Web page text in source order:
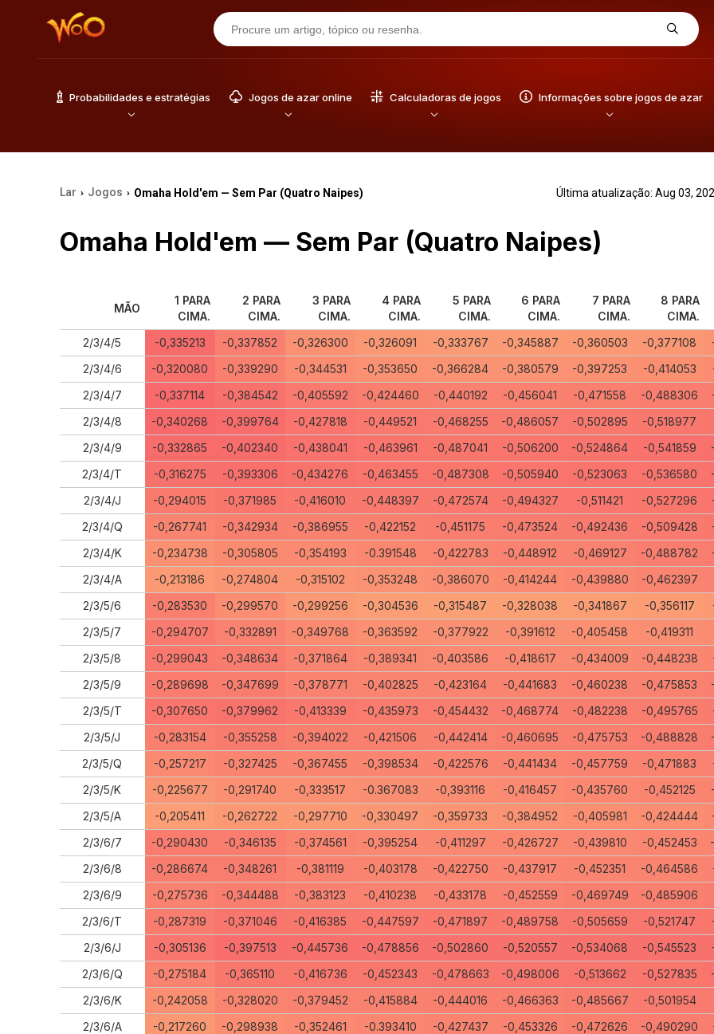
Probabilidades e estratégias Jogos de azar online Calculadoras de jogos Informações sobre jogos de azar
Lar › Jogos › Omaha Hold'em — Sem Par (Quatro Naipes) Última atualização: Aug 03,
Omaha Hold'em — Sem Par (Quatro Naipes)
MÃO
1 PARA
CIMA.
2 PARA
CIMA.
3 PARA
CIMA.
4 PARA
CIMA.
5 PARA
CIMA.
6 PARA
CIMA.
7 PARA
CIMA.
8 PARA
CIMA.
2/3/4/5
-0,335213 -0,337852 -0,326300 -0,326091 -0,333767 -0,345887 -0,360503 -0,377108
2/3/4/6
-0,320080 -0,339290 -0,344531 -0,353650 -0,366284 -0,380579 -0,397253 -0,414053
2/3/4/7
-0,337114 -0,384542 -0,405592 -0,424460 -0,440192 -0,456041 -0,471558 -0,488306
2/3/4/8
-0,340268 -0,399764 -0,427818 -0,449521 -0,468255 -0,486057 -0,502895 -0,518977
2/3/4/9
-0,332865 -0,402340 -0,438041 -0,463961 -0,487041 -0,506200 -0,524864 -0,541859
2/3/4/T
-0,316275 -0,393306 -0,434276 -0,463455 -0,487308 -0,505940 -0,523063 -0,536580
2/3/4/J
-0,294015 -0,371985 -0,416010 -0,448397 -0,472574 -0,494327 -0,511421 -0,527296
2/3/4/Q
-0,267741 -0,342934 -0,386955 -0,422152 -0,451175 -0,473524 -0,492436 -0,509428
2/3/4/K
-0,234738 -0,305805 -0,354193 -0.391548 -0,422783 -0,448912 -0,469127 -0,488782
2/3/4/A
-0,213186 -0,274804 -0,315102 -0,353248 -0,386070 -0,414244 -0,439880 -0,462397
2/3/5/6
-0,283530 -0,299570 -0,299256 -0,304536 -0,315487 -0,328038 -0,341867 -0,356117
2/3/5/7
-0,294707 -0,332891 -0,349768 -0,363592 -0,377922 -0,391612 -0,405458 -0,419311
2/3/5/8
-0,299043 -0,348634 -0,371864 -0,389341 -0,403586 -0,418617 -0,434009 -0,448238
2/3/5/9
-0,289698 -0,347699 -0,378771 -0,402825 -0,423164 -0,441683 -0,460238 -0,475853
2/3/5/T
-0,307650 -0,379962 -0,413339 -0,435973 -0,454432 -0,468774 -0,482238 -0,495765
2/3/5/J
-0,283154 -0,355258 -0,394022 -0,421506 -0,442414 -0,460695 -0,475753 -0,488828
2/3/5/Q
-0,257217 -0,327425 -0,367455 -0,398534 -0,422576 -0,441434 -0,457759 -0,471883
2/3/5/K
-0,225677 -0,291740 -0,333517 -0.367083 -0,393116 -0,416457 -0,435760 -0,452125
2/3/5/A
-0,205411 -0,262722 -0,297710 -0,330497 -0,359733 -0,384952 -0,405981 -0,424444
2/3/6/7
-0,290430 -0,346135 -0,374561 -0,395254 -0,411297 -0,426727 -0,439810 -0,452453
2/3/6/8
-0,286674 -0,348261 -0,381119 -0,403178 -0,422750 -0,437917 -0,452351 -0,464586
2/3/6/9
-0,275736 -0,344488 -0,383123 -0,410238 -0,433178 -0,452559 -0,469749 -0,485906
2/3/6/T
-0,287319 -0,371046 -0,416385 -0,447597 -0,471897 -0,489758 -0,505659 -0,521747
2/3/6/J
-0,305136 -0,397513 -0,445736 -0,478856 -0,502860 -0,520557 -0,534068 -0,545523
2/3/6/Q
-0,275184 -0,365110 -0,416736 -0,452343 -0,478663 -0,498006 -0,513662 -0,527835
2/3/6/K
-0,242058 -0,328020 -0,379452 -0,415884 -0,444016 -0,466363 -0,485667 -0,501954
2/3/6/A
-0,217260 -0,298938 -0,352461 -0.393410 -0,427437 -0,453326 -0,472626 -0,490290